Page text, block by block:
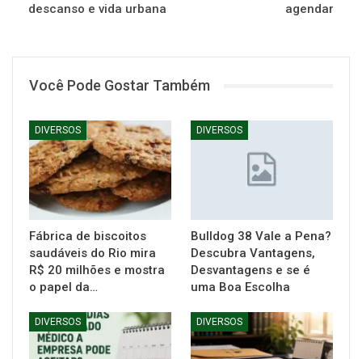
descanso e vida urbana
agendar
Você Pode Gostar Também
DIVERSOS
Fábrica de biscoitos
saudáveis do Rio mira
R$ 20 milhões e mostra
o papel da…
DIVERSOS
Bulldog 38 Vale a Pena?
Descubra Vantagens,
Desvantagens e se é
uma Boa Escolha
DIVERSOS DIVERSOS